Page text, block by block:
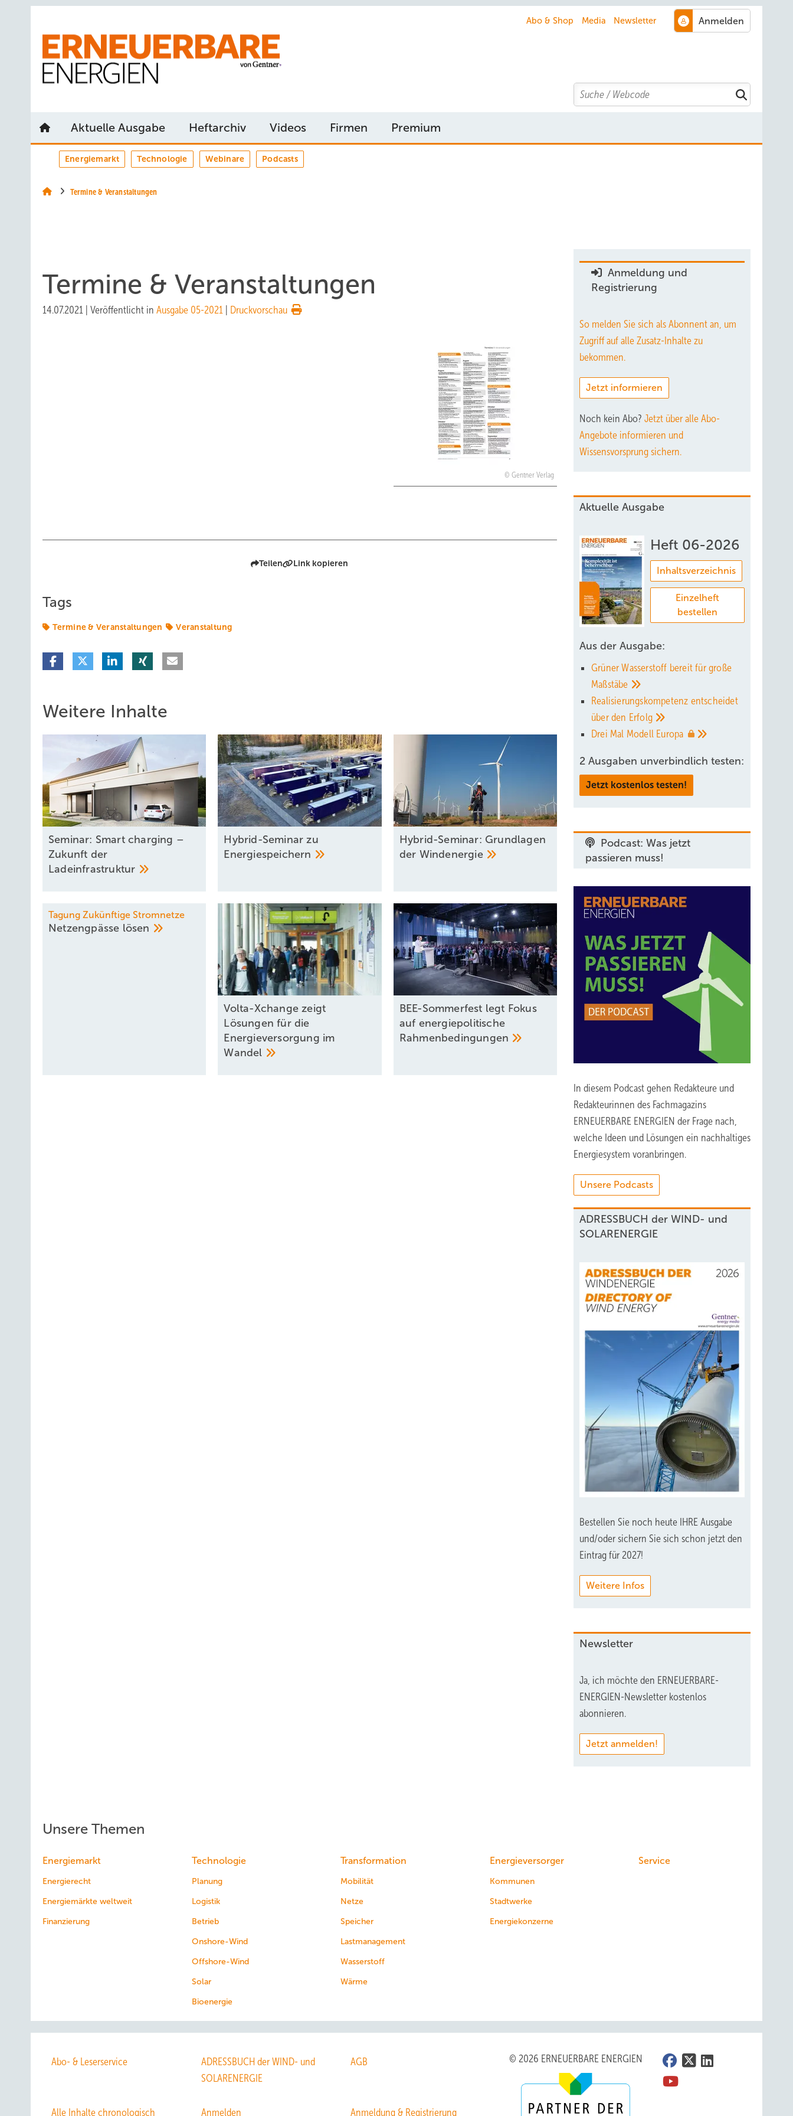
Abo & Shop Media Newsletter
Search
Aktuelle Ausgabe Heftarchiv Videos Firmen Premium
Energiemarkt Technologie Webinare Podcasts
Termine & Veranstaltungen
Termine & Veranstaltungen
14.07.2021 Veröffentlicht in Ausgabe 05-2021 Druckvorschau
Gentner Verlag
Teilen Link kopieren
Tags
Termine & Veranstaltungen Veranstaltung
Weitere Inhalte
Seminar: Smart charging –
Zukunft der
Ladeinfrastruktur
Hybrid-Seminar zu
Energiespeichern
Hybrid-Seminar: Grundlagen
der Windenergie
Tagung Zukünftige Stromnetze
Netzengpässe lösen
Volta-Xchange zeigt
Lösungen für die
Energieversorgung im
Wandel
BEE-Sommerfest legt Fokus
auf energiepolitische
Rahmenbedingungen
Anmeldung und
Registrierung
So melden Sie sich als Abonnent an, um
Zugriff auf alle Zusatz-Inhalte zu
bekommen.
Jetzt informieren
Noch kein Abo? Jetzt über alle Abo-
Angebote informieren und
Wissensvorsprung sichern.
Aktuelle Ausgabe
Heft 06-2026
Inhaltsverzeichnis
Einzelheft
bestellen
Aus der Ausgabe:
Grüner Wasserstoff bereit für große
Maßstäbe
Realisierungskompetenz entscheidet
über den Erfolg
Drei Mal Modell Europa
2 Ausgaben unverbindlich testen:
Jetzt kostenlos testen!
Podcast: Was jetzt
passieren muss!
In diesem Podcast gehen Redakteure und
Redakteurinnen des Fachmagazins
ERNEUERBARE ENERGIEN der Frage nach,
welche Ideen und Lösungen ein nachhaltiges
Energiesystem voranbringen.
Unsere Podcasts
ADRESSBUCH der WIND- und
SOLARENERGIE
Bestellen Sie noch heute IHRE Ausgabe
und/oder sichern Sie sich schon jetzt den
Eintrag für 2027!
Weitere Infos
Newsletter
Ja, ich möchte den ERNEUERBARE-
ENERGIEN-Newsletter kostenlos
abonnieren.
Jetzt anmelden!
Unsere Themen
Energiemarkt
Energierecht
Energiemärkte weltweit
Finanzierung
Technologie
Planung
Logistik
Betrieb
Onshore-Wind
Offshore-Wind
Solar
Bioenergie
Transformation
Mobilität
Netze
Speicher
Lastmanagement
Wasserstoff
Wärme
Energieversorger
Kommunen
Stadtwerke
Energiekonzerne
Service
Abo- & Leserservice
ADRESSBUCH der WIND- und
SOLARENERGIE
AGB
Alle Inhalte chronologisch Anmelden Anmeldung & Registrierung
© 2026 ERNEUERBARE ENERGIEN